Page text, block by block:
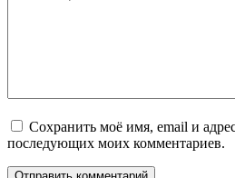
Сохранить моё имя, email и
последующих моих комментариев.